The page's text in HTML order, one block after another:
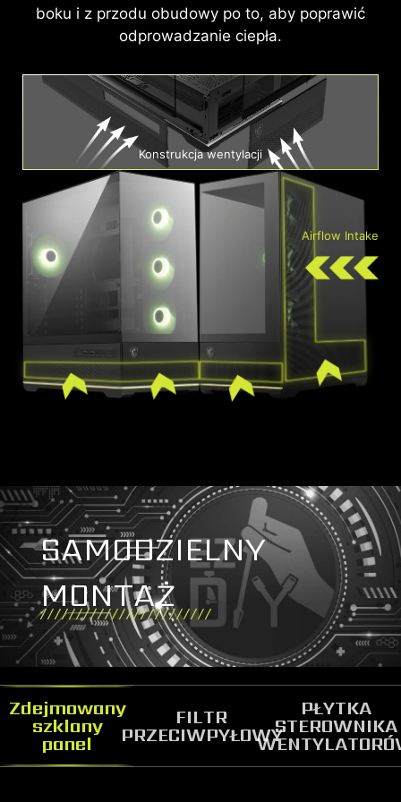
Airflow Intake
boku i z przodu obudowy po to, aby poprawić
odprowadzanie ciepła.
Konstrukcja wentylacji
Radiatory
SAMODZIELNY
MONTAŻ
Zdejmowany
szklany
panel
FILTR
PRZECIWPYŁOWY
PŁYTKA
STEROWNIKA